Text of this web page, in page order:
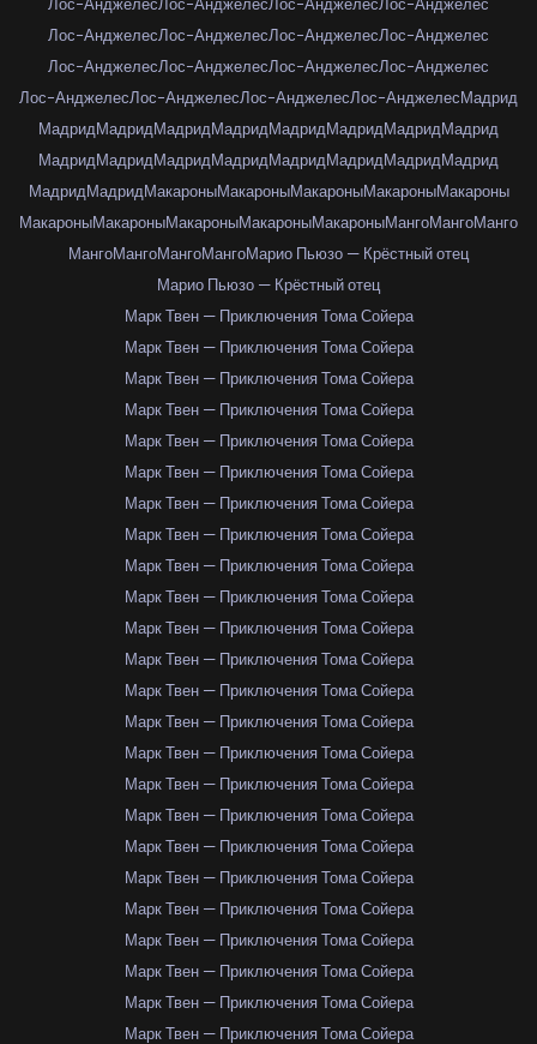
Лос-АнджелесЛос-АнджелесЛос-АнджелесЛос-Анджелес
Лос-АнджелесЛос-АнджелесЛос-АнджелесЛос-Анджелес
Лос-АнджелесЛос-АнджелесЛос-АнджелесЛос-Анджелес
Лос-АнджелесЛос-АнджелесЛос-АнджелесЛос-АнджелесМадрид
МадридМадридМадридМадридМадридМадридМадридМадрид
МадридМадридМадридМадридМадридМадридМадридМадрид
МадридМадридМакароныМакароныМакароныМакароныМакароны
МакароныМакароныМакароныМакароныМакароныМангоМангоМанго
МангоМангоМангоМангоМарио Пьюзо — Крёстный отец
Марио Пьюзо — Крёстный отец
Марк Твен — Приключения Тома Сойера
Марк Твен — Приключения Тома Сойера
Марк Твен — Приключения Тома Сойера
Марк Твен — Приключения Тома Сойера
Марк Твен — Приключения Тома Сойера
Марк Твен — Приключения Тома Сойера
Марк Твен — Приключения Тома Сойера
Марк Твен — Приключения Тома Сойера
Марк Твен — Приключения Тома Сойера
Марк Твен — Приключения Тома Сойера
Марк Твен — Приключения Тома Сойера
Марк Твен — Приключения Тома Сойера
Марк Твен — Приключения Тома Сойера
Марк Твен — Приключения Тома Сойера
Марк Твен — Приключения Тома Сойера
Марк Твен — Приключения Тома Сойера
Марк Твен — Приключения Тома Сойера
Марк Твен — Приключения Тома Сойера
Марк Твен — Приключения Тома Сойера
Марк Твен — Приключения Тома Сойера
Марк Твен — Приключения Тома Сойера
Марк Твен — Приключения Тома Сойера
Марк Твен — Приключения Тома Сойера
Марк Твен — Приключения Тома Сойера